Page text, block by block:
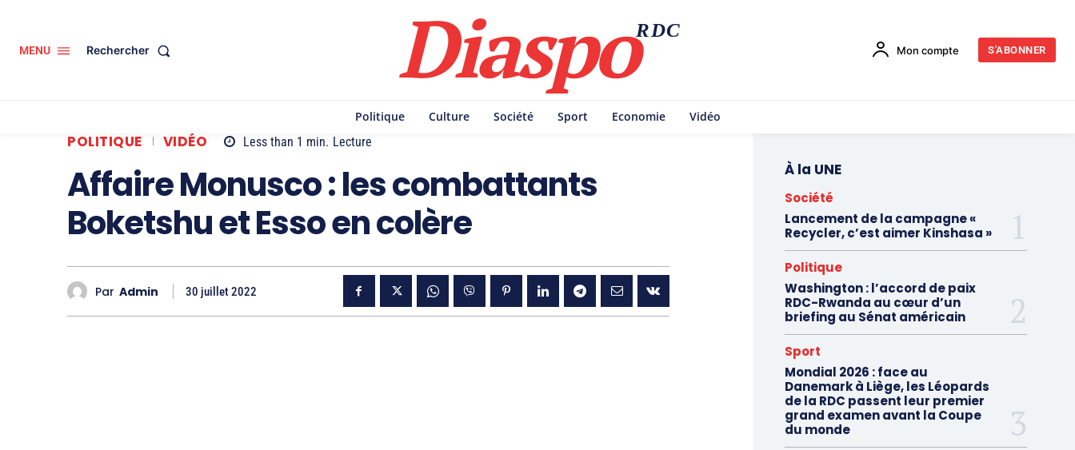
MENU Rechercher DiaspoRDC
Mon compte S'ABONNER
Politique Culture Société Sport Economie Vidéo
POLITIQUE VIDÉO Less than 1 min. Lecture
Affaire Monusco : les combattants
Boketshu et Esso en colère
Par Admin 30 juillet 2022
À la UNE
Société
Lancement de la campagne «
Recycler, c’est aimer Kinshasa »
Politique
Washington : l’accord de paix
RDC-Rwanda au cœur d’un
briefing au Sénat américain
Sport
Mondial 2026 : face au
Danemark à Liège, les Léopards
de la RDC passent leur premier
grand examen avant la Coupe
du monde